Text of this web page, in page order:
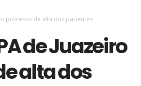
processo de alta dos pacientes
de Juazeiro
alta dos